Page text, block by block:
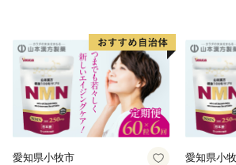
■寄附申込みのキャンセル、返礼品の
ません。
また、寄附者様の都合により返礼品が
合、返礼品の再送は致しません。あら
さい。
【お礼の品、ふるさと納税全般に関す
愛知県小牧市 愛知県小